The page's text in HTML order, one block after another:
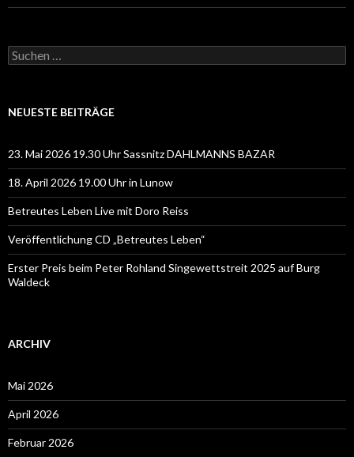
Suchen
nach:
NEUESTE BEITRÄGE
23. Mai 2026 19.30 Uhr Sassnitz DAHLMANNS BAZAR
18. April 2026 19.00 Uhr in Lunow
Betreutes Leben Live mit Doro Reiss
Veröffentlichung CD „Betreutes Leben“
Erster Preis beim Peter Rohland Singewettstreit 2025 auf Burg
Waldeck
ARCHIV
Mai 2026
April 2026
Februar 2026